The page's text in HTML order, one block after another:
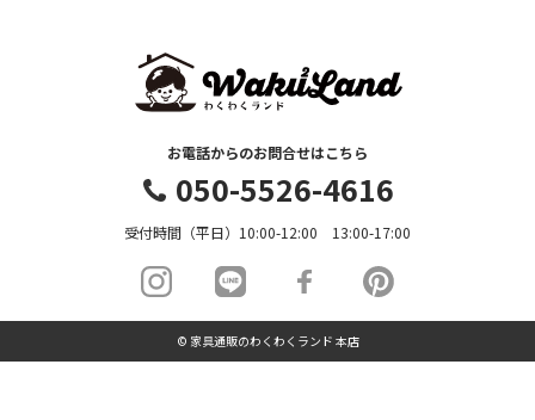
お電話からのお問合せはこちら
050-5526-4616
受付時間（平日）10:00-12:00 13:00-17:00
© 家具通販のわくわくランド 本店